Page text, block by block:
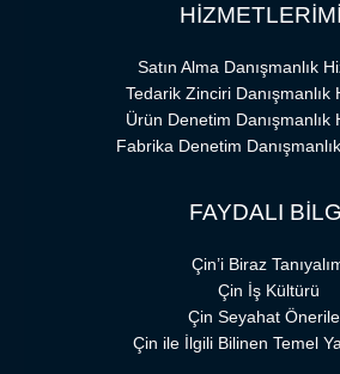
Satın Alma Danışmanlık
Tedarik Zinciri Danışmanlık
Ürün Denetim Danışmanlık
Fabrika Denetim
FAYDALI
Çin’i Biraz
Çin İş Kültürü
Çin Seyahat
Çin ile İlgili Bilinen Temel